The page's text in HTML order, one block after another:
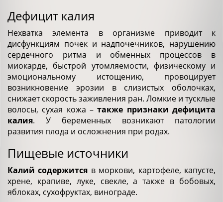
Дефицит калия
Нехватка элемента в организме приводит к
дисфункциям почек и надпочечников, нарушению
сердечного ритма и обменных процессов в
миокарде, быстрой утомляемости, физическому и
эмоциональному истощению, провоцирует
возникновение эрозии в слизистых оболочках,
снижает скорость заживления ран. Ломкие и тусклые
волосы, сухая кожа –также признаки дефицита
калия. У беременных возникают патологии
развития плода и осложнения при родах.
Пищевые источники
Калий содержится в моркови, картофеле, капусте,
хрене, крапиве, луке, свекле, а также в бобовых,
яблоках, сухофруктах, винограде.